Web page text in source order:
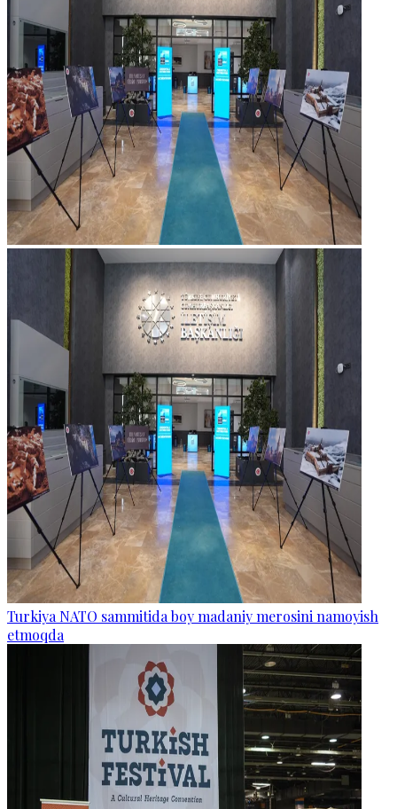
Turkiya NATO sammitida boy madaniy merosini namoyish
etmoqda